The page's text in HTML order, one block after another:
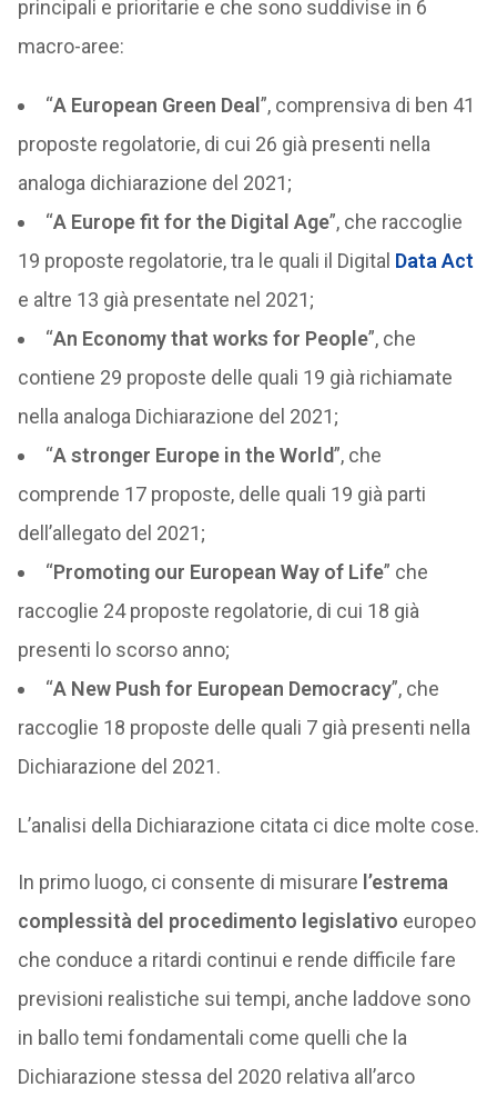
principali e prioritarie e che sono suddivise in 6
macro-aree:
“A European Green Deal ”, comprensiva di ben 41
proposte regolatorie, di cui 26 già presenti nella
analoga dichiarazione del 2021;
“A Europe fit for the Digital Age”, che raccoglie
19 proposte regolatorie, tra le quali il Digital Data Act
e altre 13 già presentate nel 2021;
“An Economy that works for People”, che
contiene 29 proposte delle quali 19 già richiamate
nella analoga Dichiarazione del 2021;
“A stronger Europe in the World”, che
comprende 17 proposte, delle quali 19 già parti
dell’allegato del 2021;
“Promoting our European Way of Life” che
raccoglie 24 proposte regolatorie, di cui 18 già
presenti lo scorso anno;
“A New Push for European Democracy”, che
raccoglie 18 proposte delle quali 7 già presenti nella
Dichiarazione del 2021.
L’analisi della Dichiarazione citata ci dice molte cose.
In primo luogo, ci consente di misurare l’estrema
complessità del procedimento legislativo europeo
che conduce a ritardi continui e rende difficile fare
previsioni realistiche sui tempi, anche laddove sono
in ballo temi fondamentali come quelli che la
Dichiarazione stessa del 2020 relativa all’arco